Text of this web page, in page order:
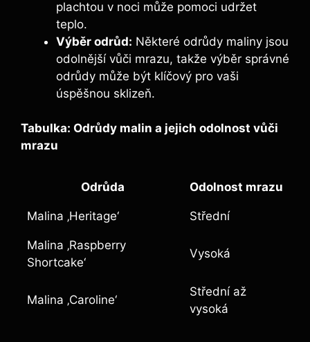
plachtou v noci může pomoci udržet
teplo.
Výběr ​odrůd: Některé odrůdy maliny jsou
odolnější vůči mrazu, takže výběr správné
odrůdy může být klíčový pro vaši
úspěšnou sklizeň.
Tabulka: Odrůdy malin a jejich odolnost vůči
mrazu
Odrůda Odolnost mrazu
Malina ‚Heritage‘ Střední
Malina ‚Raspberry
Shortcake‘
Vysoká
Malina ‚Caroline‘
Střední ⁤až
vysoká